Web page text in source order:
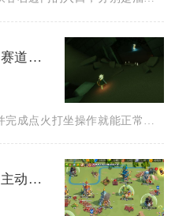
有关光遇峡谷飞行赛道的开启信息吗
霞谷飞行赛道满足前置先祖条件并完成点火打坐操作就能正常开启，...
万国觉醒联盟怎样主动招收志愿者